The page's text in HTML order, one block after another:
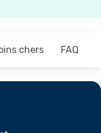
chers FAQ